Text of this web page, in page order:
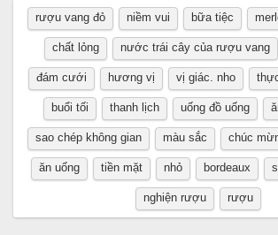
rượu vang đỏ niềm vui bữa tiệc
chất lỏng nước trái cây của rượu vang
đám cưới hương vị vị giác. nho
buổi tối thanh lịch uống đồ uống
sao chép không gian màu sắc chúc
ăn uống tiền mặt nhỏ bordeaux
nghiện rượu rượu